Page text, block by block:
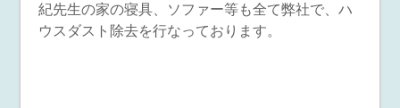
紀先生の家の寝具、ソファー等も全て弊社で、ハ
ウスダスト除去を行なっております。